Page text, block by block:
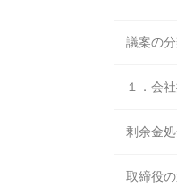
議案の
１．会
剰余金
取締役